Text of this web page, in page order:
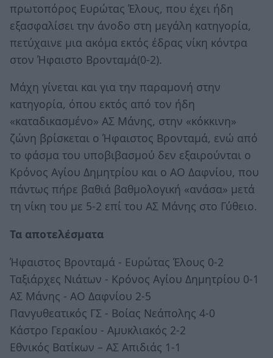
πρωτοπόρος Ευρώτας Έλους, που έχει ήδη
εξασφαλίσει την άνοδο στη μεγάλη κατηγορία,
πετύχαινε μια ακόμα εκτός έδρας νίκη κόντρα
στον Ήφαιστο Βρονταμά(0-2).
Μάχη γίνεται και για την παραμονή στην
κατηγορία, όπου εκτός από τον ήδη
«καταδικασμένο» ΑΣ Μάνης, στην «κόκκινη»
ζώνη βρίσκεται ο Ήφαιστος Βρονταμά, ενώ από
το φάσμα του υποβιβασμού δεν εξαιρούνται ο
Κρόνος Αγίου Δημητρίου και ο ΑΟ Δαφνίου, που
πάντως πήρε βαθιά βαθμολογική «ανάσα» μετά
τη νίκη του με 5-2 επί του ΑΣ Μάνης στο Γύθειο.
Τα αποτελέσματα
Ήφαιστος Βρονταμά - Ευρώτας Έλους 0-2
Ταξιάρχες Νιάτων - Κρόνος Αγίου Δημητρίου 0-1
ΑΣ Μάνης - ΑΟ Δαφνίου 2-5
Πανγυθεατικός ΓΣ - Βοίας Νεάπολης 4-0
Κάστρο Γερακίου - Αμυκλιακός 2-2
Εθνικός Βατίκων – ΑΣ Απιδιάς 1-1